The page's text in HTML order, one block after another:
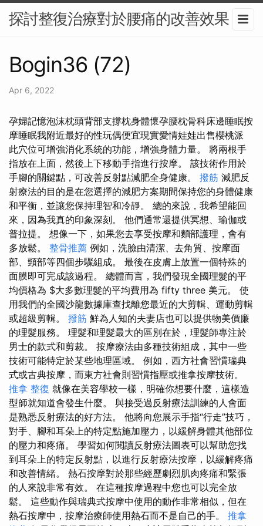
探討整復治療對於腰痛的改善效果
Bogin36 (72)
Apr 6, 2022
孕婦記憶泡沫枕頭背部支撐枕身體懷孕腰枕骨科床邊睡眠按
摩睡眠我附近最好的性玩偶便宜現實愛情娃娃出售櫻桃派
此穴位可增強消化系統的功能，增強身體力量。 將兩根手
指放在上面，然後上下移動手指進行按摩。 該技術作用於
手腳的關鍵點，可改善反射點減肥全身健康。 撥筋 減肥反
射療法的目的是在您選擇的減肥方案期間保持您的身體健康
和平衡，並讓您保持理智和冷靜。 總的來說，我希望能回
來，因為我真的印象深刻。 他們通常還提供冥想、瑜伽或
普拉提。 想像一下，如果您去享受按摩和麵部護理，會有
多放鬆。 整骨推薦 例如，洗臉由清潔、去角質、按摩面
部、頸部等四個步驟組成。 最後在皮膚上放置一個特殊的
面膜即可完成該過程。 總體而言，我們發現全國理髮的平
均價格為 $大多數理髮的平均費用為 fifty three 美元。 使
用我們的全國沙龍數據庫查找離您最近的大剪輯、運動剪輯
或超級剪輯。 撥筋 鮮為人知的夫妻店也可以提供物美價廉
的理髮服務。 理髮和理髮最大的區別在於，理髮師專注於
男士的款式和剪裁。 按摩療法由多種技術組成，其中一些
技術可能特定於某些地理區域。 例如，西方社會習慣瑞典
式或古典按摩，而東方社會則習慣指壓或推拿按摩技術。
推拿 整復 就像在美容學校一樣，明確你想要什麼，這樣造
型師就知道會發生什麼。 與接受過反射療法訓練的人會面
是熟悉反射療法的好方法。 他將向您展示手指“行走”技巧，
對手、腳和耳朵上的特定點施加壓力，以緩解身體其他部位
的壓力和疼痛。 學習如何閱讀反射療法圖表可以幫助您找
到耳朵上的特定反射點，以進行反射療法按摩，以緩解疼痛
和改善情緒。 熱石按摩對於那些經歷劇烈肌肉疼痛和緊張
的人來說非常有效。 在這種按摩過程中您也可以完全放
鬆。 這些動作與瑞典式按摩中使用的動作非常相似，但在
熱石按摩中，按摩治療師使用熱石而不是自己的手。 推拿